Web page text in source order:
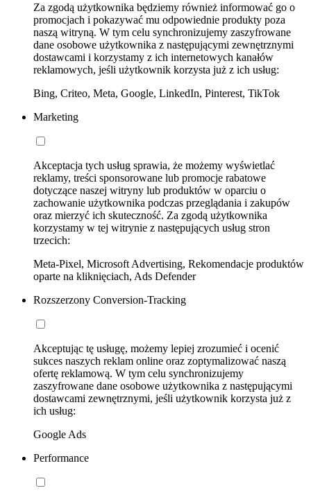
Za zgodą użytkownika będziemy również informować go o
promocjach i pokazywać mu odpowiednie produkty poza
naszą witryną. W tym celu synchronizujemy zaszyfrowane
dane osobowe użytkownika z następującymi zewnętrznymi
dostawcami i korzystamy z ich internetowych kanałów
reklamowych, jeśli użytkownik korzysta już z ich usług:
Bing, Criteo, Meta, Google, LinkedIn, Pinterest, TikTok
Marketing
Akceptacja tych usług sprawia, że możemy wyświetlać
reklamy, treści sponsorowane lub promocje rabatowe
dotyczące naszej witryny lub produktów w oparciu o
zachowanie użytkownika podczas przeglądania i zakupów
oraz mierzyć ich skuteczność. Za zgodą użytkownika
korzystamy w tej witrynie z następujących usług stron
trzecich:
Meta-Pixel, Microsoft Advertising, Rekomendacje produktów
oparte na kliknięciach, Ads Defender
Rozszerzony Conversion-Tracking
Akceptując tę usługę, możemy lepiej zrozumieć i ocenić
sukces naszych reklam online oraz zoptymalizować naszą
ofertę reklamową. W tym celu synchronizujemy
zaszyfrowane dane osobowe użytkownika z następującymi
dostawcami zewnętrznymi, jeśli użytkownik korzysta już z
ich usług:
Google Ads
Performance